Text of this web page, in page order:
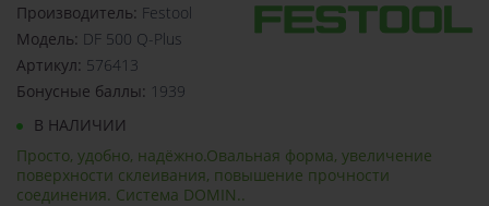
Производитель: Festool
Модель: DF 500 Q-Plus
Артикул: 576413
Бонусные баллы: 1939
В НАЛИЧИИ
Просто, удобно, надёжно.Овальная форма, увеличение
поверхности склеивания, повышение прочности
соединения. Система DOMIN..